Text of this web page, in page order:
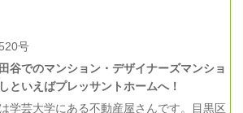
号
谷でのマンション・デザイナーズマンショ
といえばプレッサントホームへ！
学芸大学にある不動産屋さんです。目黒区